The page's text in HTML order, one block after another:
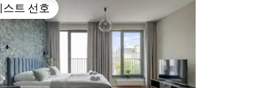
게스트 선호
스트 선호